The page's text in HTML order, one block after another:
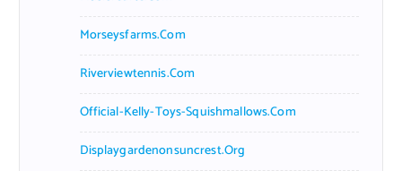
Morseysfarms.com
Riverviewtennis.com
Official-Kelly-Toys-Squishmallows.com
Displaygardenonsuncrest.org